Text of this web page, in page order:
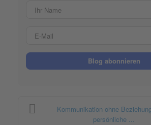
Blog abonnieren
Kommunikation ohne
persönliche ...